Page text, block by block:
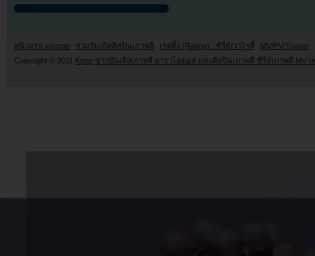
หน้าแรก youzab รวมวันเกิดศิลปินเกาหลี เรตติ้ง (Rating) : ซีรี่ย์/วาไรตี้
MV/PV/Teaser
Copyright © 2011 Kpop ข่าวบันเทิงเกาหลี ดาราไอดอล และศิลปินเกาหลี ซีรี่ย์เกาหลี MV